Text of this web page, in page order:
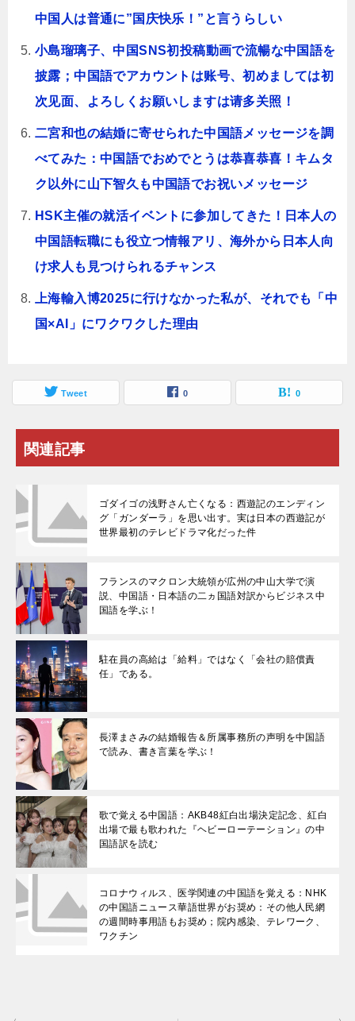
中国人は普通に”国庆快乐！”と言うらしい
小島瑠璃子、中国SNS初投稿動画で流暢な中国語を
披露；中国語でアカウントは账号、初めましては初
次见面、よろしくお願いしますは请多关照！
二宮和也の結婚に寄せられた中国語メッセージを調
べてみた：中国語でおめでとうは恭喜恭喜！キムタ
ク以外に山下智久も中国語でお祝いメッセージ
HSK主催の就活イベントに参加してきた！日本人の
中国語転職にも役立つ情報アリ、海外から日本人向
け求人も見つけられるチャンス
上海輸入博2025に行けなかった私が、それでも「中
国×AI」にワクワクした理由
Tweet 0 0
関連記事
ゴダイゴの浅野さん亡くなる：西遊記のエンディン
グ「ガンダーラ」を思い出す。実は日本の西遊記が
世界最初のテレビドラマ化だった件
フランスのマクロン大統領が広州の中山大学で演
説、中国語・日本語の二ヵ国語対訳からビジネス中
国語を学ぶ！
駐在員の高給は「給料」ではなく「会社の賠償責
任」である。
長澤まさみの結婚報告＆所属事務所の声明を中国語
で読み、書き言葉を学ぶ！
歌で覚える中国語：AKB48紅白出場決定記念、紅白
出場で最も歌われた『ヘビーローテーション』の中
国語訳を読む
コロナウィルス、医学関連の中国語を覚える：NHK
の中国語ニュース華語世界がお奨め：その他人民網
の週間時事用語もお奨め；院内感染、テレワーク、
ワクチン